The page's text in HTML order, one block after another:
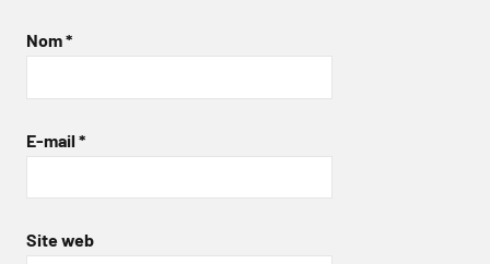
Nom*
E-mail *
Site web